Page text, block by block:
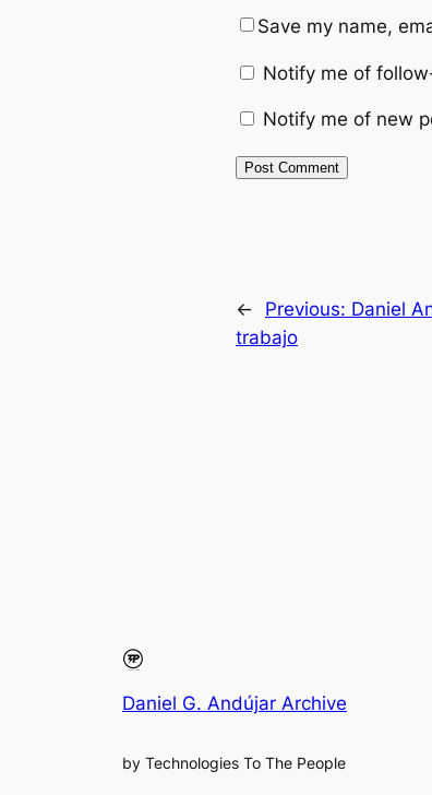
Save my name,
Notify me of
Notify me of new
← Previous: Daniel
trabajo
Daniel G. Andújar Archive
by Technologies To The People